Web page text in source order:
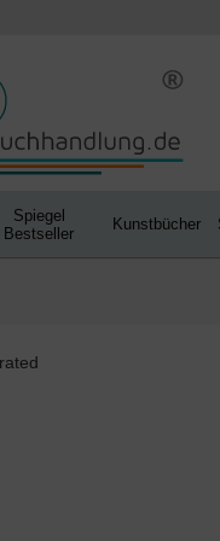
Spiegel
Bestseller
Kunstbücher